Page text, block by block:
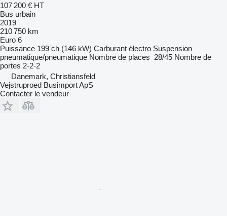
107 200 € HT
Bus urbain
2019
210 750 km
Euro 6
Puissance 199 ch (146 kW) Carburant électro Suspension
pneumatique/pneumatique Nombre de places 28/45 Nombre de
portes 2-2-2
Danemark, Christiansfeld
Vejstruproed Busimport ApS
Contacter le vendeur